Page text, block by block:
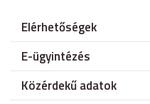
Elérhetőségek
E-ügyintézés
Közérdekű adatok